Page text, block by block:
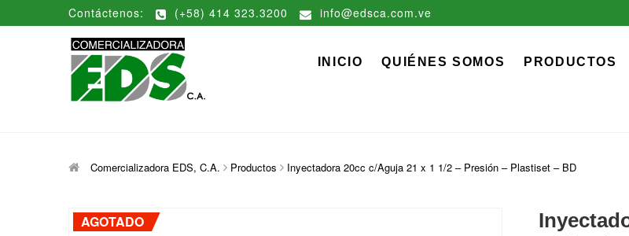
Contáctenos: (+58) 414 323.3200 info@edsca.com.ve
Comercializadora EDS, C.A.
INICIO QUIÉNES SOMOS PRODUCTOS
Comercializadora EDS, C.A. Productos Inyectadora 20cc c/Aguja 21 x 1 1/2 – Presión – Plastiset – BD
AGOTADO